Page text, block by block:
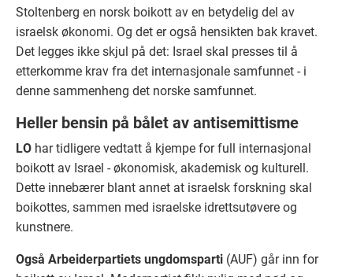
Stoltenberg en norsk boikott av en betydelig del av
israelsk økonomi. Og det er også hensikten bak kravet.
Det legges ikke skjul på det: Israel skal presses til å
etterkomme krav fra det internasjonale samfunnet - i
denne sammenheng det norske samfunnet.
Heller bensin på bålet av antisemittisme
LO har tidligere vedtatt å kjempe for full internasjonal
boikott av Israel - økonomisk, akademisk og kulturell.
Dette innebærer blant annet at israelsk forskning skal
boikottes, sammen med israelske idrettsutøvere og
kunstnere.
Også Arbeiderpartiets ungdomsparti (AUF) går inn for